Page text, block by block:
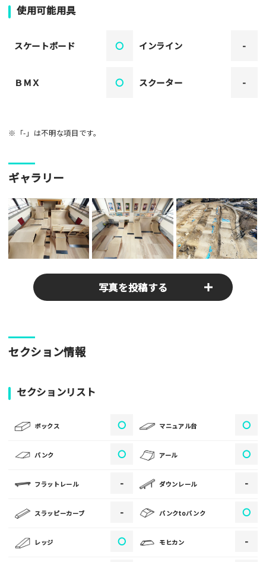
使用可能用具
スケートボード 〇 インライン -
ＢＭＸ 〇 スクーター -
※「-」は不明な項目です。
ギャラリー
写真を投稿する
パークやスポットの写真をぜひお送りください！あなたの写真
がみんなの参考となります！
[text photo1alt placeholder "写真の解説※任意]
写真
写真
セクション情報
セクションリスト
ボックス 〇 マニュアル台 〇
バンク 〇 アール 〇
フラットレール - ダウンレール -
スラッピーカーブ - バンクtoバンク 〇
レッジ 〇 モヒカン -